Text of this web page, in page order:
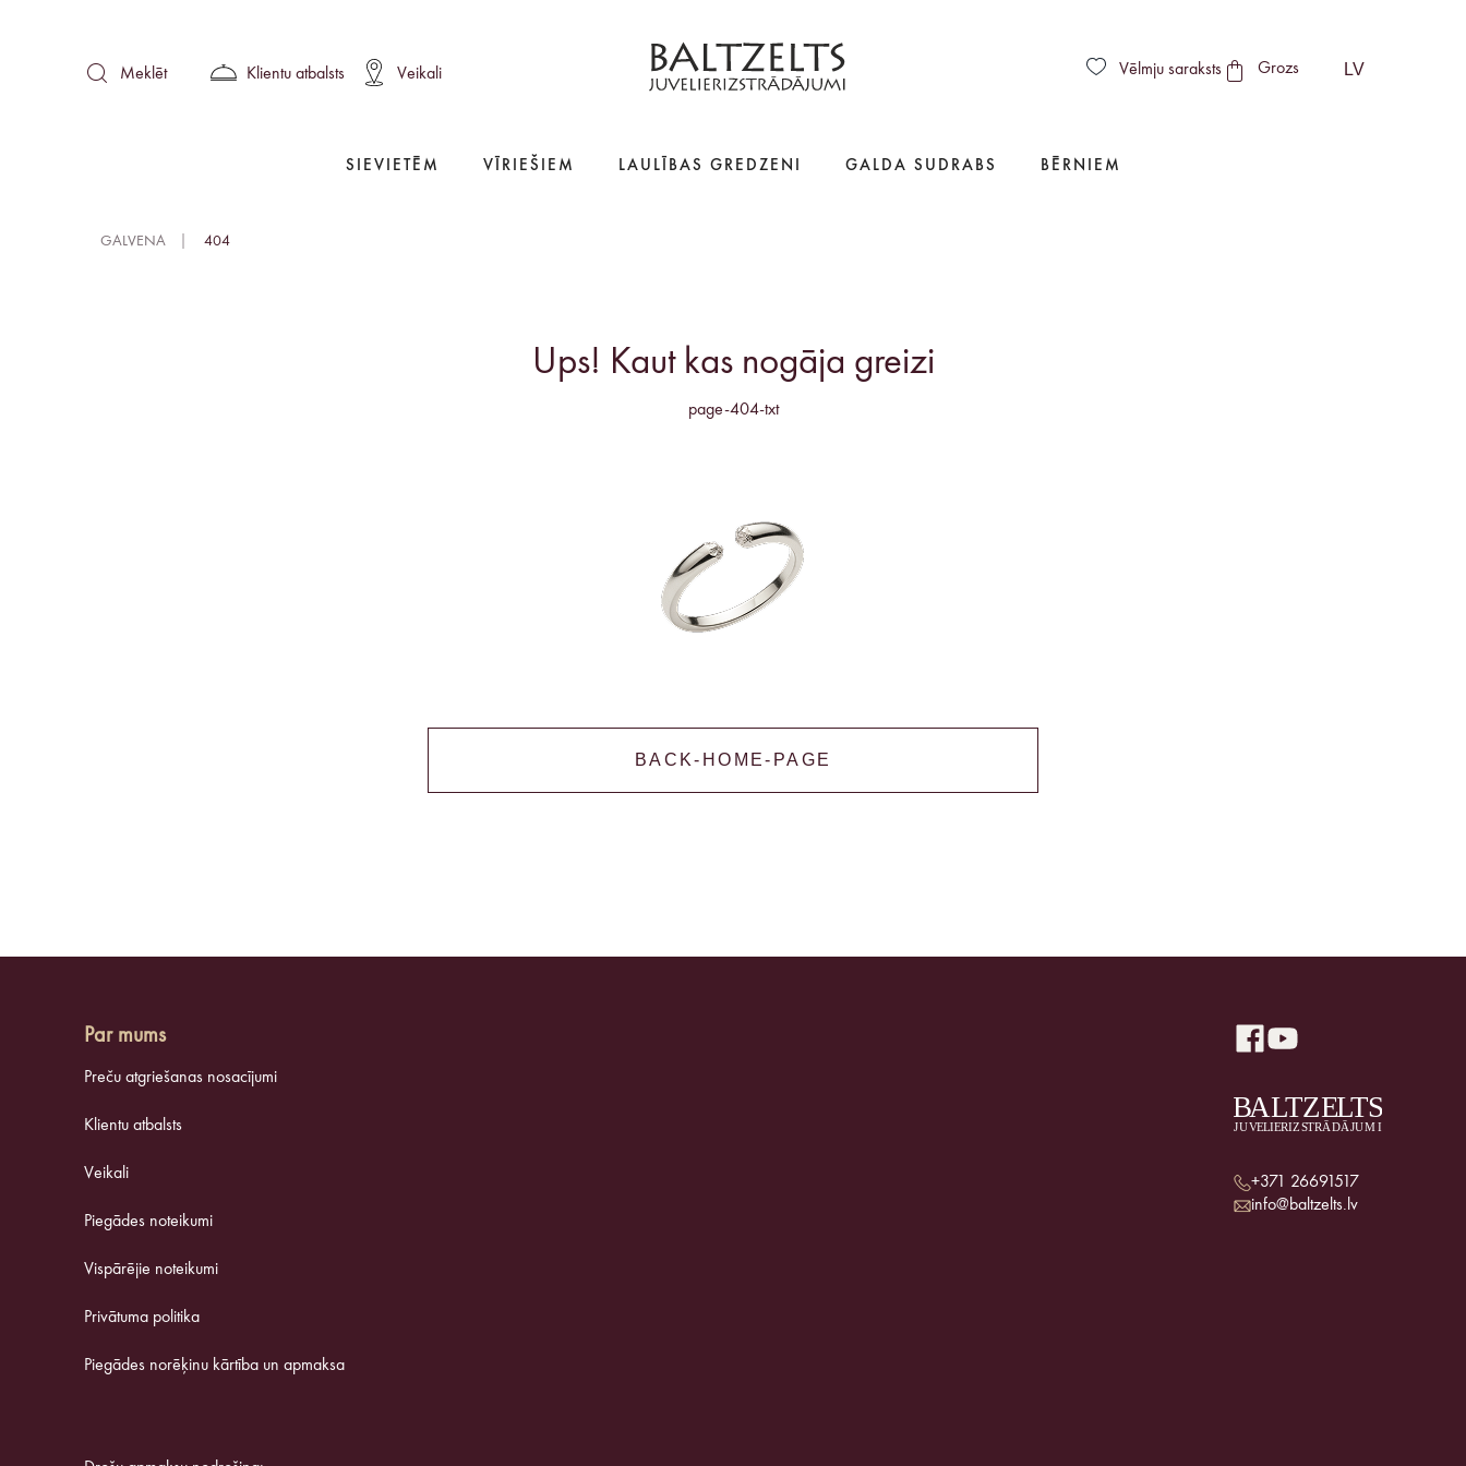
Meklēt Klientu atbalsts Veikali Vēlmju saraksts Grozs LV
SIEVIETĒM VĪRIEŠIEM LAULĪBAS GREDZENI GALDA SUDRABS BĒRNIEM
GALVENA 404
Ups! Kaut kas nogāja greizi
page-404-txt
BACK-HOME-PAGE
Par mums
Preču atgriešanas nosacījumi
Klientu atbalsts
Veikali
Piegādes noteikumi
Vispārējie noteikumi
Privātuma politika
Piegādes norēķinu kārtība un apmaksa
+371 26691517
info@baltzelts.lv